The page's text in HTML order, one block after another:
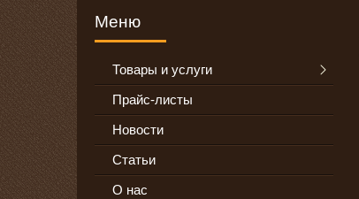
Товары и услуги
Прайс-листы
Новости
Статьи
О нас